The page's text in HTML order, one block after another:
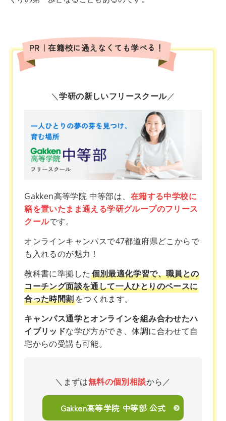
PR｜在籍校に通えなくても学べる！
＼学研の新しいフリースクール／
Gakken高等学院 中等部は、 在籍する中学校に
籍を置いたまま通える学研グループのフリース
クールです。
オンラインキャンパスで47都道府県どこからで
も入れるのが魅力！
教科書に準拠した個別最適化学習で、職員との
コーチング面談を通して一人ひとりのペースに
合った時間割をつくれます。
キャンパス通学とオンラインを組み合わせたハ
イブリッドな学び方ができ、体調に合わせて自
宅からの受講も可能。
＼まずは無料の個別相談から／
Gakken高等学院 中等部 公式